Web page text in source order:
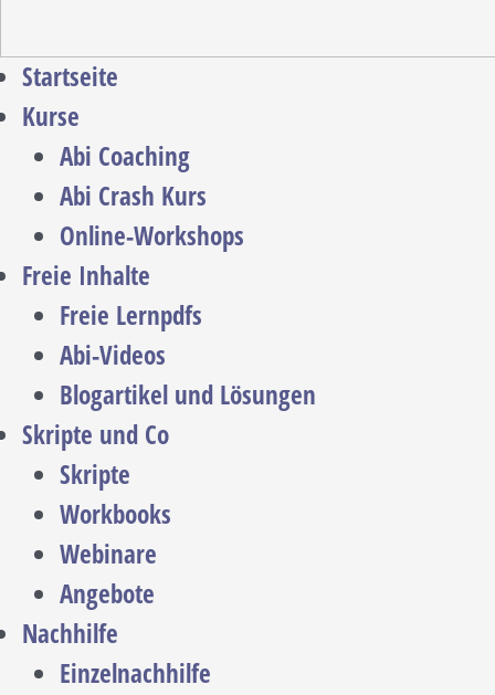
Startseite
Kurse
Abi Coaching
Abi Crash Kurs
Online-Workshops
Freie Inhalte
Freie Lernpdfs
Abi-Videos
Blogartikel und Lösungen
Skripte und Co
Skripte
Workbooks
Webinare
Angebote
Nachhilfe
Einzelnachhilfe